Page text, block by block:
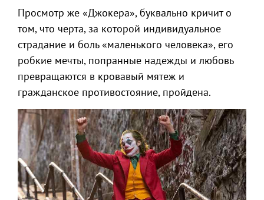
Просмотр же «Джокера», буквально кричит о
том, что черта, за которой индивидуальное
страдание и боль «маленького человека», его
робкие мечты, попранные надежды и любовь
превращаются в кровавый мятеж и
гражданское противостояние, пройдена.